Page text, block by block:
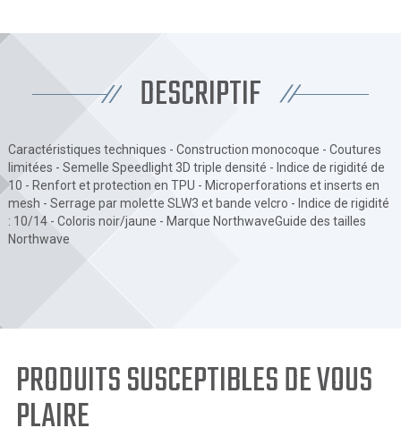
DESCRIPTIF
Caractéristiques techniques - Construction monocoque - Coutures
limitées - Semelle Speedlight 3D triple densité - Indice de rigidité de
10 - Renfort et protection en TPU - Microperforations et inserts en
mesh - Serrage par molette SLW3 et bande velcro - Indice de rigidité
: 10/14 - Coloris noir/jaune - Marque NorthwaveGuide des tailles
Northwave
PRODUITS SUSCEPTIBLES DE VOUS
PLAIRE